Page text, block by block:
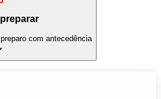
com antecedência